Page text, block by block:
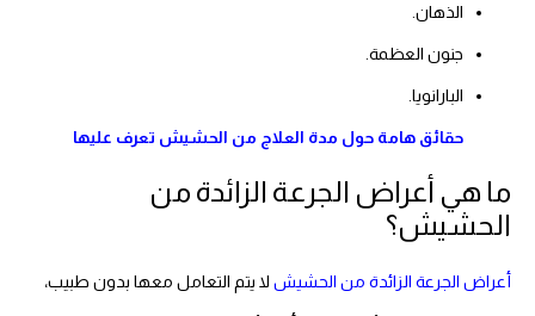
الذهان.
جنون العظمة.
البارانويا.
حقائق هامة حول مدة العلاج من الحشيش تعرف عليها
ما هي أعراض الجرعة الزائدة من
الحشيش؟
أعراض الجرعة الزائدة من الحشيش لا يتم التعامل معها بدون طبيب،